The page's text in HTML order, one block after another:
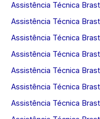
Assistência Técnica
Assistência Técnica
Assistência Técnica
Assistência Técnica
Assistência Técnica
Assistência Técnica
Assistência Técnica